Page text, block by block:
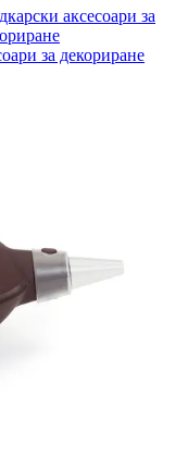
аксесоари за
за декориране